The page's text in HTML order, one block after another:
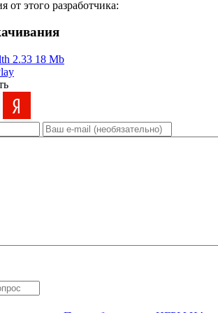
от этого разработчика:
2.33 18 Mb